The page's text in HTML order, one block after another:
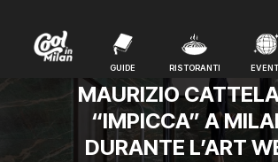
GUIDE RISTORANTI
GUIDE RISTORANTI EVENTI
MAURIZIO
“IMPICCA” A
DURANTE L’ART